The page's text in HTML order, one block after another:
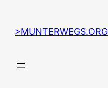
>MUNTERWEGS.ORG